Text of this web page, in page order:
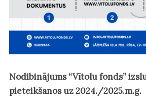
Nodibinājums “Vītolu fonds”
pieteikšanos uz 2024./2025.m.g.